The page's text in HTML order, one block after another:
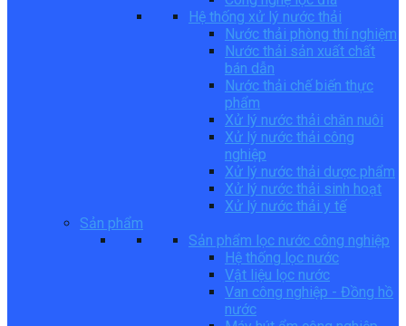
Hệ thống xử lý nước thải
Nước thải phòng thí nghiệm
Nước thải sản xuất chất
bán dẫn
Nước thải chế biến thực
phẩm
Xử lý nước thải chăn nuôi
Xử lý nước thải công
nghiệp
Xử lý nước thải dược phẩm
Xử lý nước thải sinh hoạt
Xử lý nước thải y tế
Sản phẩm
Sản phẩm lọc nước công nghiệp
Hệ thống lọc nước
Vật liệu lọc nước
Van công nghiệp - Đồng hồ
nước